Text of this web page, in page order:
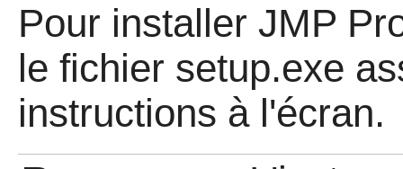
Pour installer JMP
le fichier setup.exe
instructions à l'écran.